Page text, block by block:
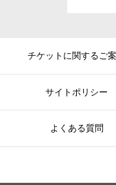
チケットに関するご
サイトポリシー
よくある質問